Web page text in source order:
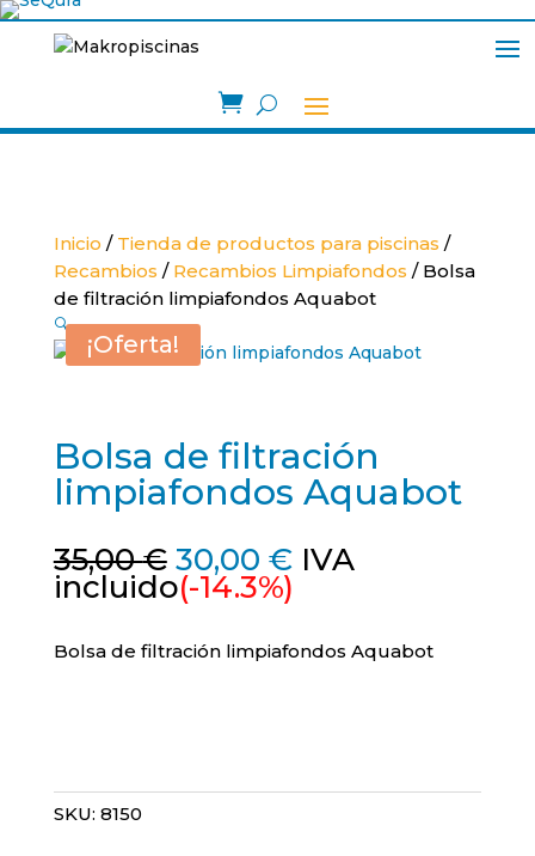

Inicio / Tienda de productos para piscinas /
Recambios / Recambios Limpiafondos / Bolsa
de filtración limpiafondos Aquabot
¡Oferta!
🔍
Bolsa de filtración
limpiafondos Aquabot
35,00€ El
precio
original
era:
35,00 €.
30,00 €El
precio
es:
30,00 €.
IVA
incluido(-14.3%)
Bolsa de filtración limpiafondos Aquabot
SKU: 8150